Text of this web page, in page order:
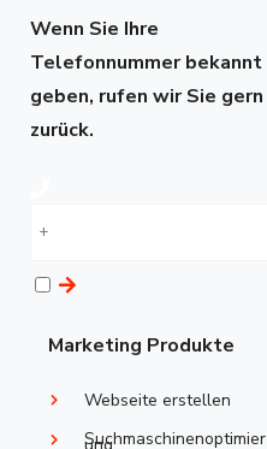
Wenn Sie Ihre
Telefonnummer bekannt
geben, rufen wir Sie gern
zurück.
Marketing Produkte
Webseite erstellen
Suchmaschinenoptimier